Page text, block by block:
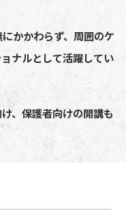
かかわらず、周囲のケ
ナルとして活躍してい
、保護者向けの開講も